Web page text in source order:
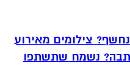
צילומים מאירוע
נשמח שתשתפו